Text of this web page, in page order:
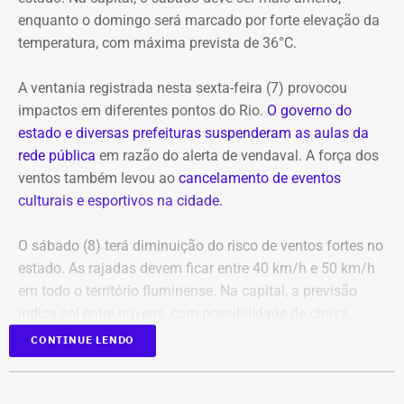
Nelson Rodrigues e João Caetano, além do Espaço
Tápias. A programação completa e os ingressos para as
Divulgação/Christopher Jones
Em outubro do mesmo ano, foi a vez de o próprio André
Marinho pedir para sair.
A exoneração, assinada no dia 23, encerrou a passagem
do rapaz pela Prefeitura do Rio.
enquanto o domingo será marcado por forte elevação da
temperatura, com máxima prevista de 36°C.
A ventania registrada nesta sexta-feira (7) provocou
impactos em diferentes pontos do Rio. O governo do
estado e diversas prefeituras suspenderam as aulas da
rede pública em razão do alerta de vendaval. A força dos
ventos também levou ao cancelamento de eventos
culturais e esportivos na cidade.
O sábado (8) terá diminuição do risco de ventos fortes no
estado. As rajadas devem ficar entre 40 km/h e 50 km/h
em todo o território fluminense. Na capital, a previsão
temperaturas entre 20°C e 31°C e ventos fracos na maior
parte do dia.
CONTINUE LENDO